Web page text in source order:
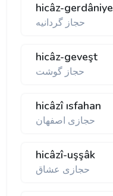
hicâz-gerdâniye
حجاز گردانيه
hicâz-geveşt
حجاز گوشت
hicâzî ısfahan
حجازی اصفهان
hicâzî-uşşâk
حجازی عشاق